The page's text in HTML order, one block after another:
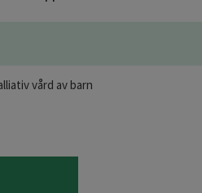
vård av barn